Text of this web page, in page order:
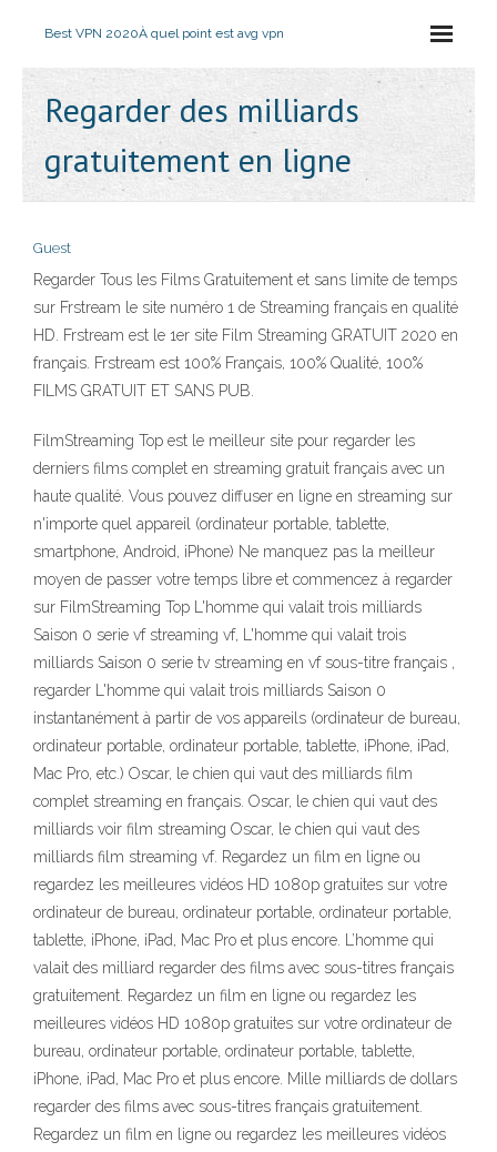
Best VPN 2020À quel point est avg vpn
Regarder des milliards
gratuitement en ligne
Guest
Regarder Tous les Films Gratuitement et sans limite de temps
sur Frstream le site numéro 1 de Streaming français en qualité
HD. Frstream est le 1er site Film Streaming GRATUIT 2020 en
français. Frstream est 100% Français, 100% Qualité, 100%
FILMS GRATUIT ET SANS PUB.
FilmStreaming Top est le meilleur site pour regarder les
derniers films complet en streaming gratuit français avec un
haute qualité. Vous pouvez diffuser en ligne en streaming sur
n'importe quel appareil (ordinateur portable, tablette,
smartphone, Android, iPhone) Ne manquez pas la meilleur
moyen de passer votre temps libre et commencez à regarder
sur FilmStreaming Top L'homme qui valait trois milliards
Saison 0 serie vf streaming vf, L'homme qui valait trois
milliards Saison 0 serie tv streaming en vf sous-titre français ,
regarder L'homme qui valait trois milliards Saison 0
instantanément à partir de vos appareils (ordinateur de bureau,
ordinateur portable, ordinateur portable, tablette, iPhone, iPad,
Mac Pro, etc.) Oscar, le chien qui vaut des milliards film
complet streaming en français. Oscar, le chien qui vaut des
milliards voir film streaming Oscar, le chien qui vaut des
milliards film streaming vf. Regardez un film en ligne ou
regardez les meilleures vidéos HD 1080p gratuites sur votre
ordinateur de bureau, ordinateur portable, ordinateur portable,
tablette, iPhone, iPad, Mac Pro et plus encore. L’homme qui
valait des milliard regarder des films avec sous-titres français
gratuitement. Regardez un film en ligne ou regardez les
meilleures vidéos HD 1080p gratuites sur votre ordinateur de
bureau, ordinateur portable, ordinateur portable, tablette,
iPhone, iPad, Mac Pro et plus encore. Mille milliards de dollars
regarder des films avec sous-titres français gratuitement.
Regardez un film en ligne ou regardez les meilleures vidéos